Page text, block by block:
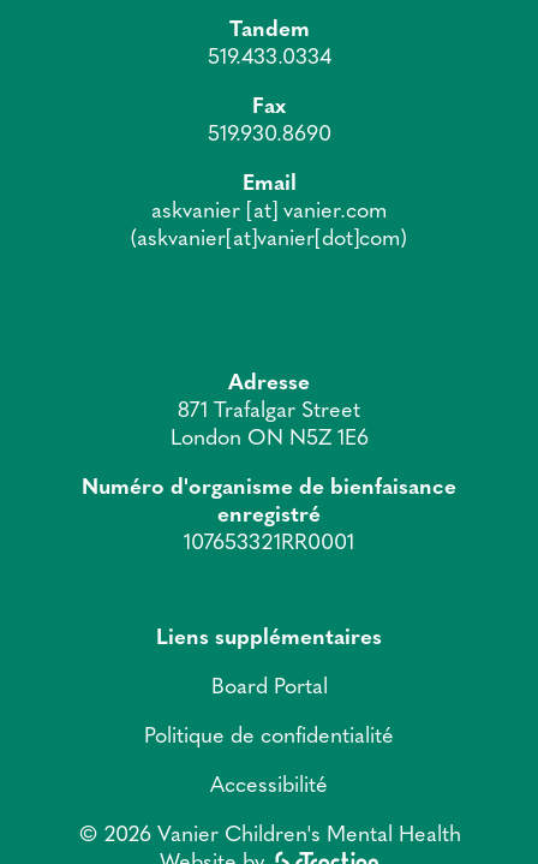
Tandem
519.433.0334
Fax
519.930.8690
Email
askvanier [at] vanier.com
(askvanier[at]vanier[dot]com)
Adresse
871 Trafalgar Street
London ON N5Z 1E6
Numéro d'organisme de bienfaisance
enregistré
107653321RR0001
Liens supplémentaires
Board Portal
Politique de confidentialité
Accessibilité
© 2026 Vanier Children's Mental Health